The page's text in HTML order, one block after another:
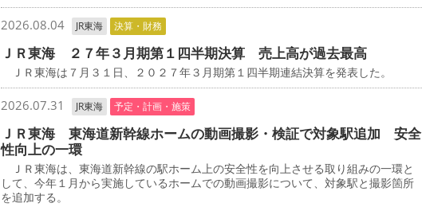
2026.08.04 JR東海 決算・財務
ＪＲ東海 ２７年３月期第１四半期決算 売上高が過去最高
ＪＲ東海は７月３１日、２０２７年３月期第１四半期連結決算を発表した。
2026.07.31 JR東海 予定・計画・施策
ＪＲ東海 東海道新幹線ホームの動画撮影・検証で対象駅追加 安全
性向上の一環
ＪＲ東海は、東海道新幹線の駅ホーム上の安全性を向上させる取り組みの一環と
して、今年１月から実施しているホームでの動画撮影について、対象駅と撮影箇所
を追加する。